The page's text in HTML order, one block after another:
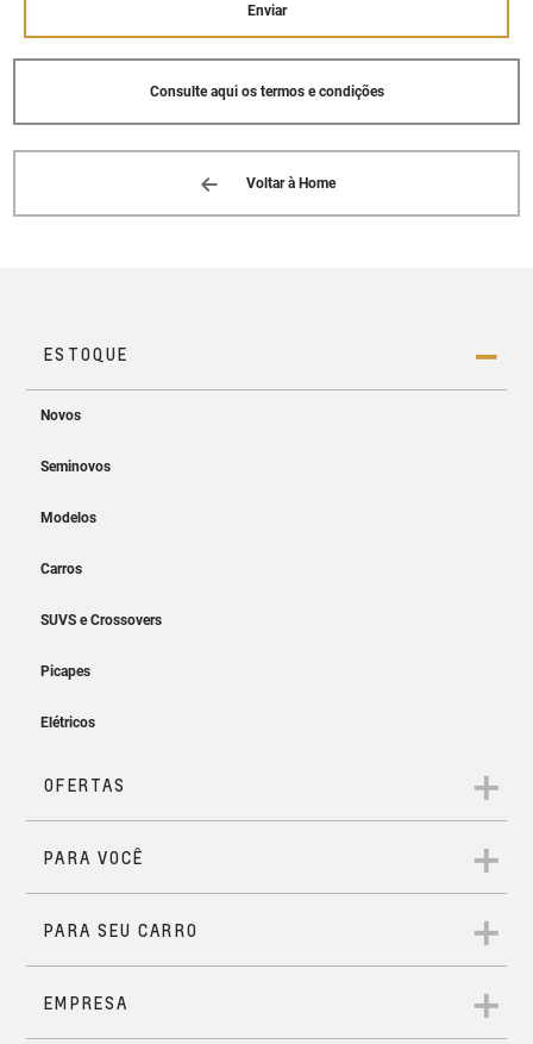
(28) 3526-2666
BAIRRO: CENTRO GUACUI, ES 29560--000
(28) 3553-6222
(27) 3232-6000
Enviar
Consulte aqui os termos e condições
Voltar à Home